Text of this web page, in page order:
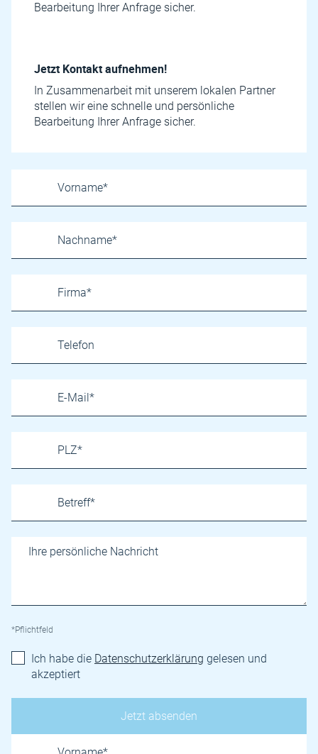
Bearbeitung Ihrer Anfrage sicher.
Jetzt Kontakt aufnehmen!
In Zusammenarbeit mit unserem lokalen Partner
stellen wir eine schnelle und persönliche
Bearbeitung Ihrer Anfrage sicher.
*Pflichtfeld
Ich habe die Datenschutzerklärung gelesen und
akzeptiert